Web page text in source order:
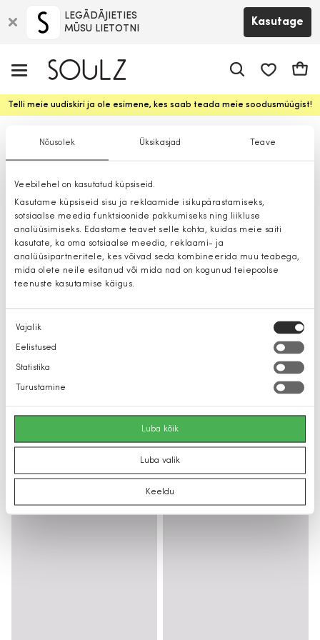
Nõusolek Üksikasjad Teave
Veebilehel on kasutatud küpsiseid.
Kasutame küpsiseid sisu ja reklaamide isikupärastamiseks,
sotsiaalse meedia funktsioonide pakkumiseks ning liikluse
analüüsimiseks. Edastame teavet selle kohta, kuidas meie saiti
kasutate, ka oma sotsiaalse meedia, reklaami- ja
analüüsipartneritele, kes võivad seda kombineerida muu teabega,
mida olete neile esitanud või mida nad on kogunud teiepoolse
teenuste kasutamise käigus.
Nõusoleku
valik
Vajalik
Eelistused
Statistika
Turustamine
Luba kõik
Luba valik
Keeldu
LEGĀDĀJIETIES
MŪSU LIETOTNI
Kasutage
Telli meie uudiskiri ja ole esimene, kes saab teada meie soodusmüügist!
Bleiserid